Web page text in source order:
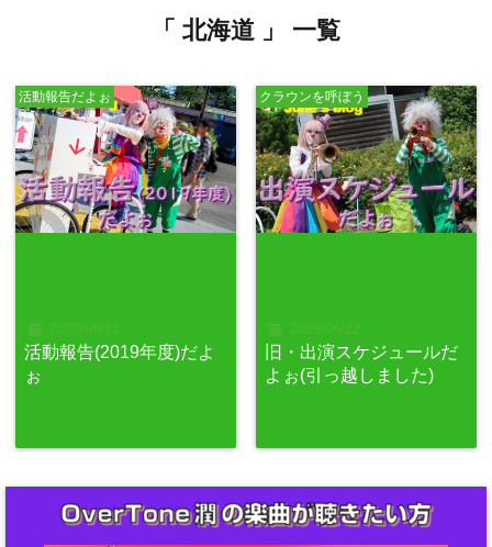
「 北海道 」 一覧
活動報告だよぉ
活動報告(2019年度)だよ
ぉ
クラウンを呼ぼう
旧・出演スケジュールだ
よぉ(引っ越しました)